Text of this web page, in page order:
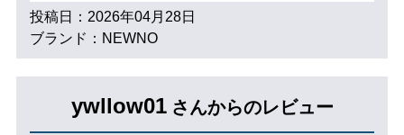
投稿日：2026年04月28日
ブランド：NEWNO
ywllow01 さんからのレビュー